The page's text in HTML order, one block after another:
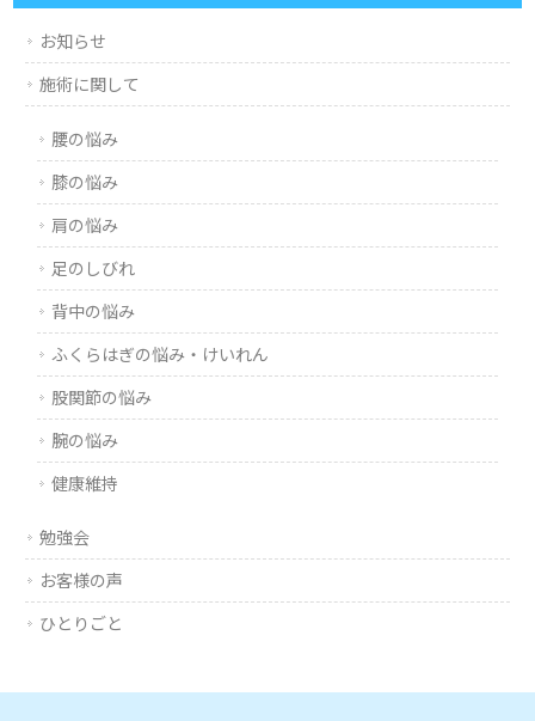
お知らせ
施術に関して
腰の悩み
膝の悩み
肩の悩み
足のしびれ
背中の悩み
ふくらはぎの悩み・けいれん
股関節の悩み
腕の悩み
健康維持
勉強会
お客様の声
ひとりごと